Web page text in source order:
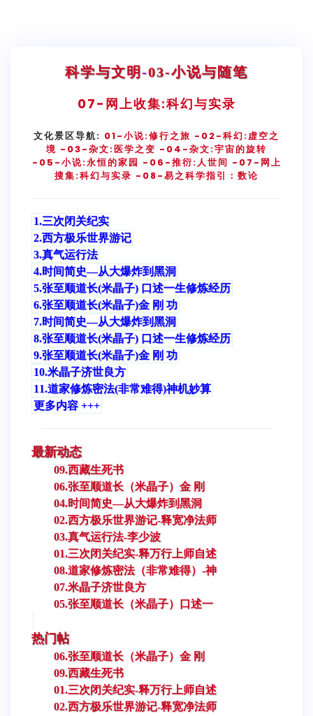
科学与文明 -03-小说与随笔
07- 网上收集:科幻与实录
文化景区导航: 01-小说:修行之旅 -02-科幻:虚空之
境 -03-杂文:医学之变 -04-杂文:宇宙的旋转
-05-小说:永恒的家园 -06-推衍:人世间 -07-网上
搜集:科幻与实录 -08-易之科学指引：数论
1.三次闭关纪实
2.西方极乐世界游记
3.真气运行法
4.时间简史—从大爆炸到黑洞
5.张至顺道长(米晶子) 口述一生修炼经历
6.张至顺道长(米晶子)金 刚 功
7.时间简史—从大爆炸到黑洞
8.张至顺道长(米晶子) 口述一生修炼经历
9.张至顺道长(米晶子)金 刚 功
10.米晶子济世良方
11.道家修炼密法(非常难得)神机妙算
更多内容 +++
最新动态
09.西藏生死书
06.张至顺道长（米晶子）金 刚
04.时间简史—从大爆炸到黑洞
02.西方极乐世界游记-释宽净法师
03.真气运行法-李少波
01.三次闭关纪实-释万行上师自述
08.道家修炼密法（非常难得）-神
07.米晶子济世良方
05.张至顺道长（米晶子）口述一
热门帖
06.张至顺道长（米晶子）金 刚
09.西藏生死书
01.三次闭关纪实-释万行上师自述
02.西方极乐世界游记-释宽净法师